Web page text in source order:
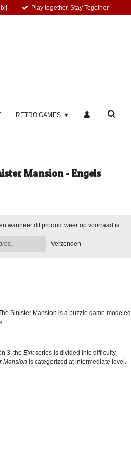
Play together, Stay Together.
RETRO GAMES
Mansion - Engels
wanneer dit product weer op voorraad is.
Verzenden
Sinister Mansion is a puzzle game modeled
3, the Exit series is divided into difficulty
Mansion is categorized at intermediate level.